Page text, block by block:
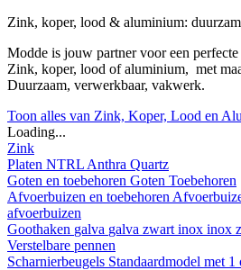
Zink, koper, lood & aluminium:
Modde is jouw partner voor een
Zink, koper, lood of aluminium, met
Duurzaam, verwerkbaar, vakwerk.
Toon alles van Zink, Koper, Lood en Alu
Loading...
Zink
Platen NTRL Anthra Quartz
Goten en toebehoren Goten Toebehoren
Afvoerbuizen en toebehoren
afvoerbuizen
Goothaken galva galva zwart inox inox
Verstelbare pennen
Scharnierbeugels Standaardmodel met 1